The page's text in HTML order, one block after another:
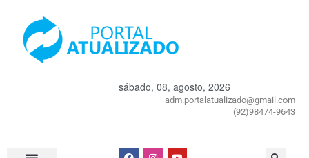
sábado, 08, agosto, 2026
adm.portalatualizado@gmail.com
(92)98474-9643